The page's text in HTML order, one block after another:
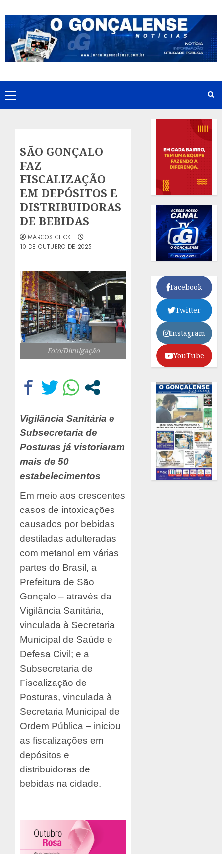
to
content
Primary
Menu
SÃO GONÇALO
FAZ
FISCALIZAÇÃO
EM DEPÓSITOS E
DISTRIBUIDORAS
DE BEBIDAS
MARCOS CLICK
10 DE OUTUBRO DE 2025
Foto/Divulgação
Vigilância Sanitária e
Subsecretaria de
Posturas já vistoriaram
mais de 50
estabelecimentos
Em meio aos crescentes
casos de intoxicações
causados por bebidas
destiladas adulteradas
com metanol em várias
partes do Brasil, a
Prefeitura de São
Gonçalo – através da
Vigilância Sanitária,
vinculada à Secretaria
Municipal de Saúde e
Defesa Civil; e a
Subsecretaria de
Fiscalização de
Posturas, vinculada à
Secretaria Municipal de
Ordem Pública – iniciou
as fiscalizações em
depósitos e
distribuidoras de
bebidas na cidade.
Facebook
Twitter
Instagram
YouTube